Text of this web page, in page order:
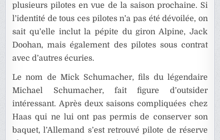
plusieurs pilotes en vue de la saison prochaine. Si
l’identité de tous ces pilotes n’a pas été dévoilée, on
sait qu’elle inclut la pépite du giron Alpine, Jack
Doohan, mais également des pilotes sous contrat
avec d’autres écuries.
Le nom de Mick Schumacher, fils du légendaire
Michael Schumacher, fait figure d’outsider
intéressant. Après deux saisons compliquées chez
Haas qui ne lui ont pas permis de conserver son
baquet, l’Allemand s’est retrouvé pilote de réserve